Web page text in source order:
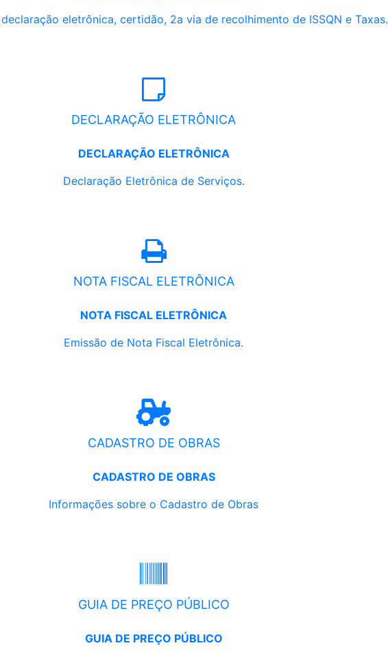
eletrônica, certidão, 2a via de recolhimento de ISSQN e Taxas.
DECLARAÇÃO ELETRÔNICA
DECLARAÇÃO ELETRÔNICA
Declaração Eletrônica de Serviços.
NOTA FISCAL ELETRÔNICA
NOTA FISCAL ELETRÔNICA
Emissão de Nota Fiscal Eletrônica.
CADASTRO DE OBRAS
CADASTRO DE OBRAS
Informações sobre o Cadastro de Obras
GUIA DE PREÇO PÚBLICO
GUIA DE PREÇO PÚBLICO